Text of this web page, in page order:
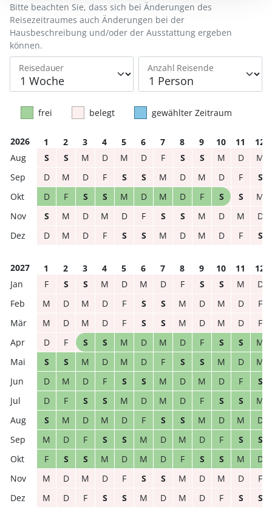
Reisedauer Anzahl Reisende
Bitte beachten Sie, dass sich bei Änderungen des
Reisezeitraumes auch Änderungen bei der
Hausbeschreibung und/oder der Ausstattung ergeben
können.
frei belegt gewählter Zeitraum
2026 1 2 3 4 5 6 7 8 9 10 11
12
S
S M D M D F S S M D
M
D
M D F S S M D M D F
S
D
F S S M D M D F S S
M
S
M D M D F S S M D M
D
D
M D F S S M D M D F S
2027 1 2 3 4 5 6 7 8 9 10 11
12
F
S S M D M D F S S M
D
M
D M D F S S M D M D
F
M
D M D F S S M D M D
F
D
F S S M D M D F S S
M
S
S M D M D F S S M D
M
D
M D F S S M D M D F
S
D
F S S M D M D F S S
M
S
M D M D F S S M D M
D
M
D F S S M D M D F S
S
F
S S M D M D F S S M
D
M
D M D F S S M D M D
F
M
D F S S M D M D F S S